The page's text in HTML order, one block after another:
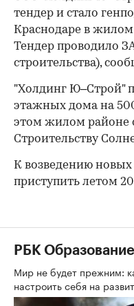
тендер и стало
Краснодаре в
Тендер проводило
строительства),
"Холдинг Ю–Строй"
этажных дома на
этом жилом районе
Строительству
К возведению
приступить летом
РБК Образование
Мир не будет прежним:
настроить себя на